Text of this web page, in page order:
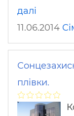
далі
11.06.2014
плівки.